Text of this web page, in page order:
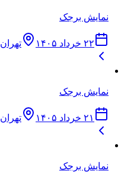
نمایش برجک
۲۲ خرداد ۱۴۰۵ تهران
نمایش برجک
۲۱ خرداد ۱۴۰۵ تهران
نمایش برجک